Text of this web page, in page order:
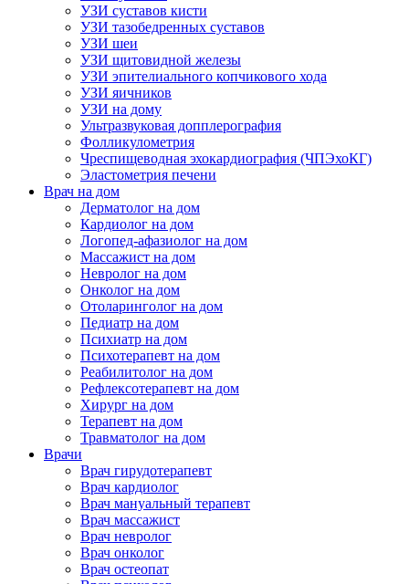
УЗИ суставов кисти
УЗИ тазобедренных суставов
УЗИ шеи
УЗИ щитовидной железы
УЗИ эпителиального копчикового хода
УЗИ яичников
УЗИ на дому
Ультразвуковая допплерография
Фолликулометрия
Чреспищеводная эхокардиография (ЧПЭхоКГ)
Эластометрия печени
Врач на дом
Дерматолог на дом
Кардиолог на дом
Логопед-афазиолог на дом
Массажист на дом
Невролог на дом
Онколог на дом
Отоларинголог на дом
Педиатр на дом
Психиатр на дом
Психотерапевт на дом
Реабилитолог на дом
Рефлексотерапевт на дом
Хирург на дом
Терапевт на дом
Травматолог на дом
Врачи
Врач гирудотерапевт
Врач кардиолог
Врач мануальный терапевт
Врач массажист
Врач невролог
Врач онколог
Врач остеопат